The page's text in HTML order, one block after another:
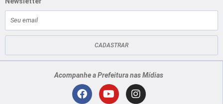
mail
CADASTRAR
Acompanhe a Prefeitura nas Mídias